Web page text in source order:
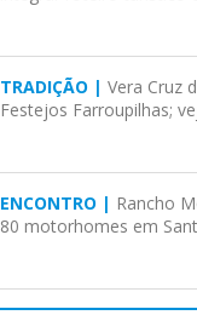
TRADIÇÃO | Vera Cruz
Festejos Farroupilhas;
ENCONTRO | Rancho
80 motorhomes em